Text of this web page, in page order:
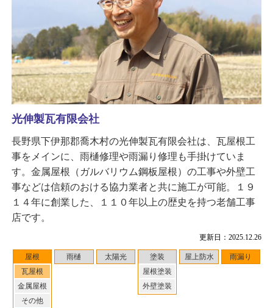
更新日：2025.12.26
屋根
瓦屋根
金属屋根
その他
雨樋 太陽光
塗装
屋根塗装
外壁塗装
屋上防水 雨漏り
光伸製瓦有限会社
長野県下伊那郡喬木村の光伸製瓦有限会社は、瓦屋根工
事をメインに、雨樋修理や雨漏り修理も手掛けていま
す。金属屋根（ガルバリウム鋼板屋根）の工事や外壁工
事などは信頼のおける協力業者と共に施工が可能。１９
１４年に創業した、１１０年以上の歴史を持つ老舗工事
店です。